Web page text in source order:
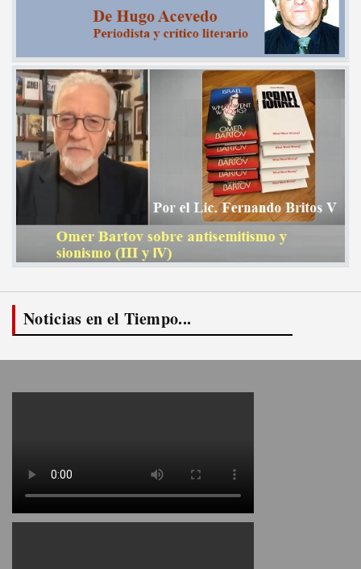
Noticias en el Tiempo...